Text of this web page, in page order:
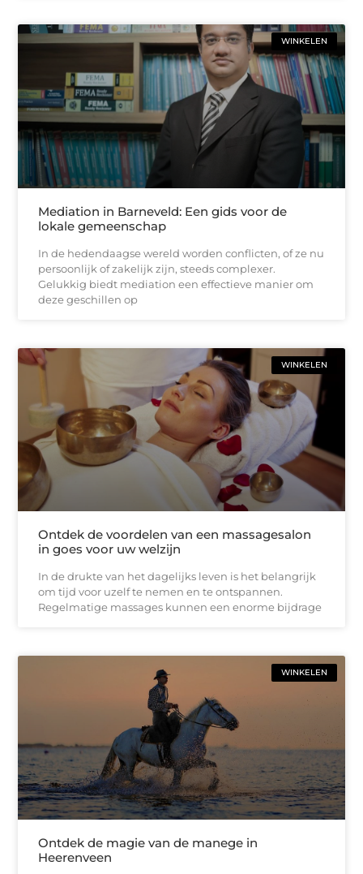
WINKELEN
Mediation in Barneveld: Een gids voor de
lokale gemeenschap
In de hedendaagse wereld worden conflicten, of ze nu
persoonlijk of zakelijk zijn, steeds complexer.
Gelukkig biedt mediation een effectieve manier om
deze geschillen op
WINKELEN
Ontdek de voordelen van een massagesalon
in goes voor uw welzijn
In de drukte van het dagelijks leven is het belangrijk
om tijd voor uzelf te nemen en te ontspannen.
Regelmatige massages kunnen een enorme bijdrage
WINKELEN
Ontdek de magie van de manege in
Heerenveen